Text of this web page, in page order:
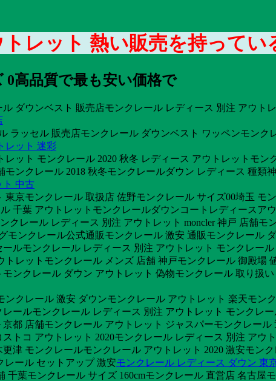
レット 熱い販売を持ってい
0高品質で最も安い価格で
ダウンベスト 販売店モンクレール レディース 別注 アウト
ラッセル 販売店モンクレール ダウンベスト ワッペンモンク
レット 迷彩
ット モンクレール 2020 秋冬 レディース アウトレットモ
ンクレール 2018 秋冬モンクレールダウン レディース 種類
ト 中古
京モンクレール 取扱店 佐野モンクレール サイズ00埼玉 モ
千葉 アウトレットモンクレールダウンコートレディースア
クレール レディース 別注 アウトレット moncler 神戸 店舗
ンクレール公式通販モンクレール 激安 通販モンクレール
ルモンクレール レディース 別注 アウトレット モンクレー
レットモンクレール メンズ 店舗 神戸モンクレール 御殿場
ンクレール ダウン アウトレット 偽物モンクレール 取り扱
クレール 激安 ダウンモンクレール アウトレット 楽天モン
ールモンクレール レディース 別注 アウトレット モンクレ
都 店舗モンクレール アウトレット ジャスパーモンクレー
トコ アウトレット 2020モンクレール レディース 別注 アウ
津 モンクレールモンクレール アウトレット 2020 激安モン
レール セットアップ 激安モンクレール レディース ダウン 東
葉モンクレール サイズ 160cmモンクレール 直営店 名古屋